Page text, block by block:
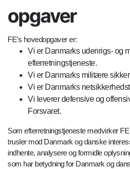
opgaver
FE’s hovedopgaver er:
Vi er Danmarks udenrigs- og
efterretningstjeneste.
Vi er Danmarks militære
Vi er Danmarks
Vi leverer defensive og
Forsvaret.
Som efterretningstjeneste medvirker
trusler mod Danmark og danske
indhente, analysere og formidle
som har betydning for Danmark og